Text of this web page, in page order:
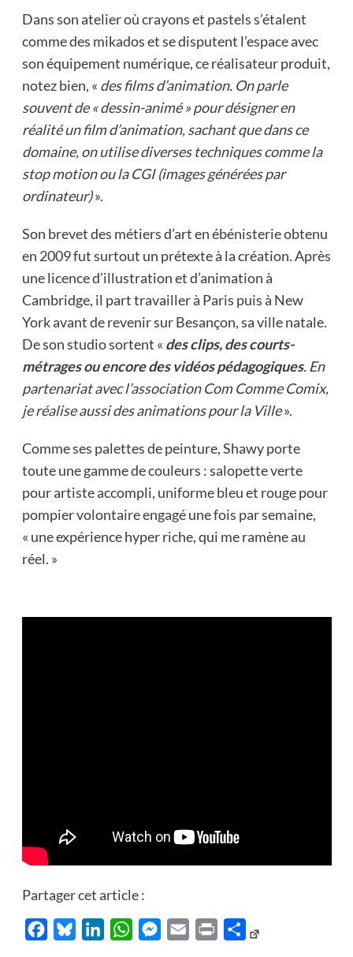
Dans son atelier où crayons et pastels s’étalent
comme des mikados et se disputent l’espace avec
son équipement numérique, ce réalisateur produit,
notez bien, « des films d’animation. On parle
souvent de « dessin-animé » pour désigner en
réalité un film d’animation, sachant que dans ce
domaine, on utilise diverses techniques comme la
stop motion ou la CGI (images générées par
ordinateur)».
Son brevet des métiers d’art en ébénisterie obtenu
en 2009 fut surtout un prétexte à la création. Après
une licence d’illustration et d’animation à
Cambridge, il part travailler à Paris puis à New
York avant de revenir sur Besançon, sa ville natale.
De son studio sortent « des clips, des courts-
métrages ou encore des vidéos pédagogiques. En
partenariat avec l’association Com Comme Comix,
je réalise aussi des animations pour la Ville».
Comme ses palettes de peinture, Shawy porte
toute une gamme de couleurs : salopette verte
pour artiste accompli, uniforme bleu et rouge pour
pompier volontaire engagé une fois par semaine,
« une expérience hyper riche, qui me ramène au
réel. »
Partager cet article :
FacebookBlueskyLinkedInWhatsAppMessenger
Email Print Partager